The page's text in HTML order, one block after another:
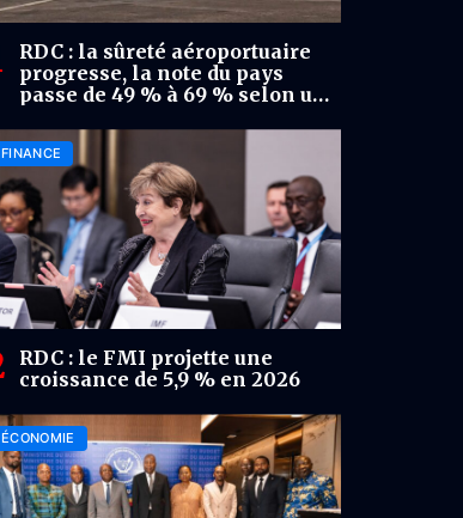
RDC : la sûreté aéroportuaire
progresse, la note du pays
passe de 49 % à 69 % selon un
FINANCE
RDC : le FMI projette une
croissance de 5,9 % en 2026
ÉCONOMIE